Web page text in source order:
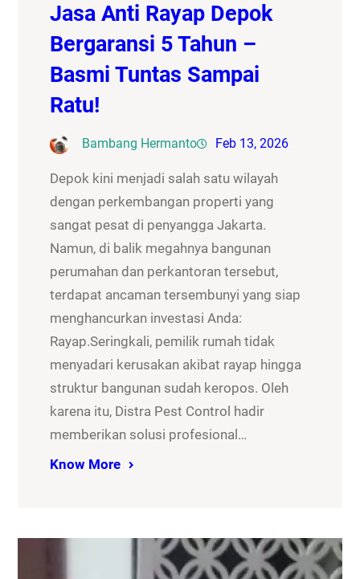
Jasa Anti Rayap Depok
Bergaransi 5 Tahun –
Basmi Tuntas Sampai
Ratu!
Bambang Hermanto Feb 13, 2026
Depok kini menjadi salah satu wilayah
dengan perkembangan properti yang
sangat pesat di penyangga Jakarta.
Namun, di balik megahnya bangunan
perumahan dan perkantoran tersebut,
terdapat ancaman tersembunyi yang siap
menghancurkan investasi Anda:
Rayap.Seringkali, pemilik rumah tidak
menyadari kerusakan akibat rayap hingga
struktur bangunan sudah keropos. Oleh
karena itu, Distra Pest Control hadir
memberikan solusi profesional…
Know More